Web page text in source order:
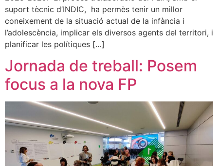
suport tècnic d’INDIC, ha permès tenir un millor
coneixement de la situació actual de la infància i
l’adolescència, implicar els diversos agents del territori, i
planificar les polítiques […]
Jornada de treball: Posem
focus a la nova FP